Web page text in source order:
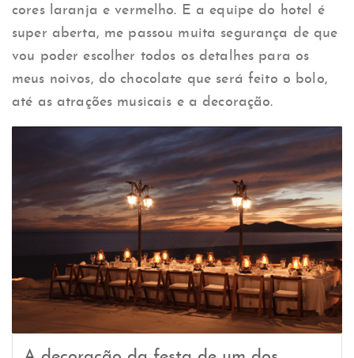
cores laranja e vermelho. E a equipe do hotel é
super aberta, me passou muita segurança de que
vou poder escolher todos os detalhes para os
meus noivos, do chocolate que será feito o bolo,
até as atrações musicais e a decoração.